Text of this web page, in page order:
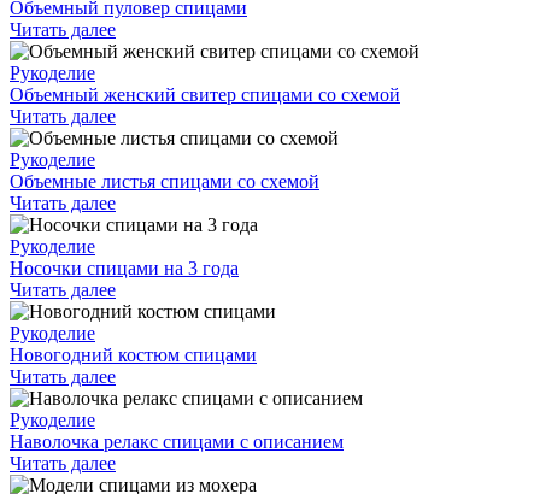
Объемный пуловер спицами
Читать далее
Рукоделие
Объемный женский свитер спицами со схемой
Читать далее
Рукоделие
Объемные листья спицами со схемой
Читать далее
Рукоделие
Носочки спицами на 3 года
Читать далее
Рукоделие
Новогодний костюм спицами
Читать далее
Рукоделие
Наволочка релакс спицами с описанием
Читать далее